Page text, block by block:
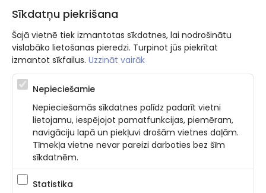
Sīkdatņu piekrišana
Šajā vietnē tiek izmantotas sīkdatnes, lai nodrošinātu
vislabāko lietošanas pieredzi. Turpinot jūs piekrītat
izmantot sīkfailus. Uzzināt vairāk
Nepieciešamie
Nepieciešamās sīkdatnes palīdz padarīt vietni
lietojamu, iespējojot pamatfunkcijas, piemēram,
navigāciju lapā un piekļuvi drošām vietnes daļām.
Tīmekļa vietne nevar pareizi darboties bez šīm
sīkdatnēm.
Statistika
Atbalsta programma augsti kvalificētu darba ņēmēju piesaistei.
Projekta ietvaros plānota informācijas pakalpojuma izstrāde, kas
ļauj pakalpojumu sniedzējiem digitalizēt uzņēmuma procesus.
Projekta rezultātā ir veikta mobilo lietotņu un pašapkalpošanās
portāla izveide. Projekta ieviešanas rezultatā plānota
bezkontakta apkalpošanas risinājumu izveide pakalpojumu
sniedzējiem. Nr. JU-PI-2022/43.